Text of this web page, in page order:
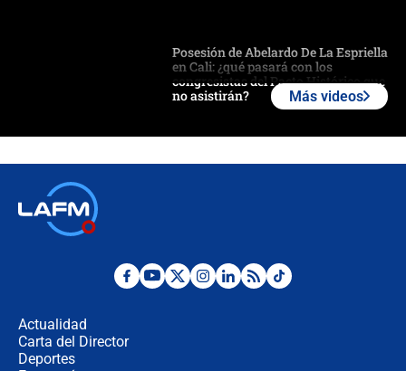
Posesión de Abelardo De La Espriella
en Cali: ¿qué pasará con los
congresistas del Pacto Histórico que
no asistirán?
crece el pulso por la elección del
¿Por qué De la Espriella gobernará
Más videos
Actualidad
Carta del Director
Deportes